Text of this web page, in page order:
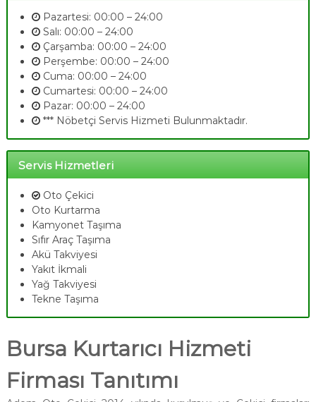
Pazartesi: 00:00 – 24:00
Salı: 00:00 – 24:00
Çarşamba: 00:00 – 24:00
Perşembe: 00:00 – 24:00
Cuma: 00:00 – 24:00
Cumartesi: 00:00 – 24:00
Pazar: 00:00 – 24:00
*** Nöbetçi Servis Hizmeti Bulunmaktadır.
Servis Hizmetleri
Oto Çekici
Oto Kurtarma
Kamyonet Taşıma
Sıfır Araç Taşıma
Akü Takviyesi
Yakıt İkmali
Yağ Takviyesi
Tekne Taşıma
Bursa Kurtarıcı Hizmeti
Firması Tanıtımı